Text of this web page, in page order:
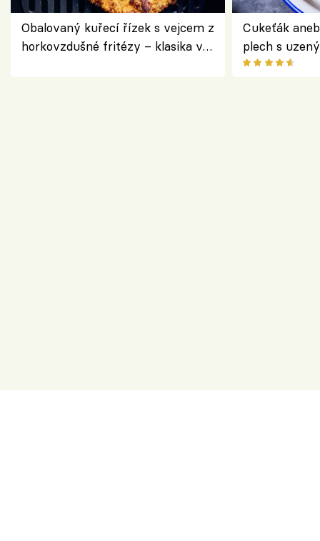
Obalovaný kuřecí řízek s vejcem z
horkovzdušné fritézy – klasika v
Cukeťák
plech s
způsob, jak